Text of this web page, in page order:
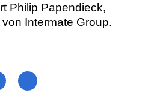
Philip Papendieck,
Intermate Group.